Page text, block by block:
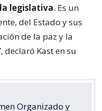
legislativa. Es un
del Estado y sus
de la paz y la
Kast en su
Organizado y